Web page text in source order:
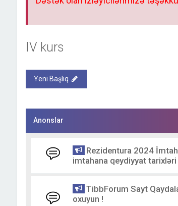
IV kurs
Yeni Başlıq
Anonslar
Rezidentura 2024
imtahana qeydiyyat tarixləri
TibbForum Sayt
oxuyun !